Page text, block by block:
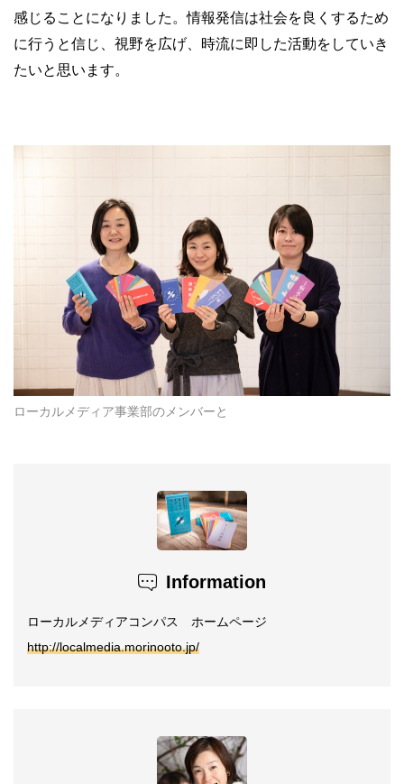
感じることになりました。情報発信は社会を良くするため
に行うと信じ、視野を広げ、時流に即した活動をしていき
たいと思います。
ローカルメディア事業部のメンバーと
Information
ローカルメディアコンパス ホームページ
http://localmedia.morinooto.jp/